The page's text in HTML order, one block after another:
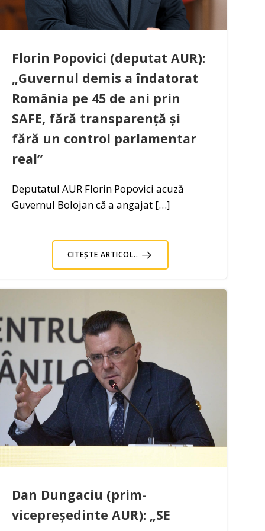
Florin Popovici (deputat AUR):
„Guvernul demis a îndatorat
România pe 45 de ani prin
SAFE, fără transparență și
fără un control parlamentar
real”
Deputatul AUR Florin Popovici acuză
Guvernul Bolojan că a angajat […]
CITEȘTE ARTICOL..
Dan Dungaciu (prim-
vicepreședinte AUR): „SE